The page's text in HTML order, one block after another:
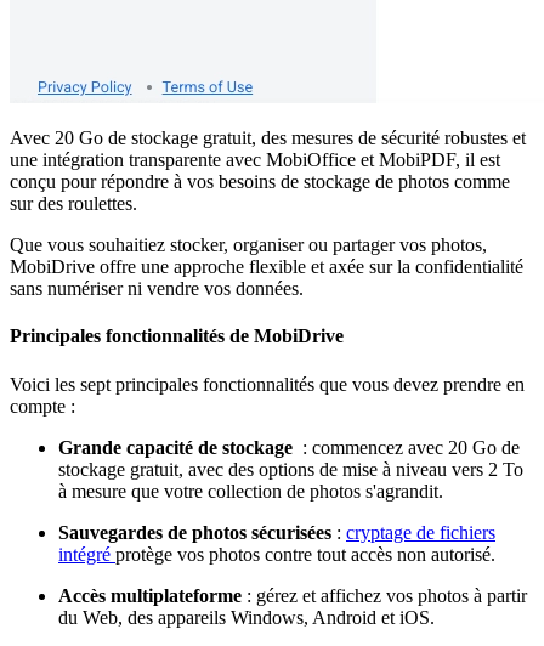
Avec 20 Go de stockage gratuit, des mesures de sécurité robustes et
une intégration transparente avec MobiOffice et MobiPDF, il est
conçu pour répondre à vos besoins de stockage de photos comme
sur des roulettes.
Que vous souhaitiez stocker, organiser ou partager vos photos,
MobiDrive offre une approche flexible et axée sur la confidentialité
sans numériser ni vendre vos données.
Principales fonctionnalités de MobiDrive
Voici les sept principales fonctionnalités que vous devez prendre en
compte :
Grande capacité de stockage : commencez avec 20 Go de
stockage gratuit, avec des options de mise à niveau vers 2 To
à mesure que votre collection de photos s'agrandit.
Sauvegardes de photos sécurisées : cryptage de fichiers
intégré protège vos photos contre tout accès non autorisé.
Accès multiplateforme : gérez et affichez vos photos à partir
du Web, des appareils Windows, Android et iOS.